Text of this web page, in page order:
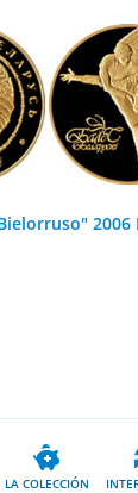
2006
LA COLECCIÓN